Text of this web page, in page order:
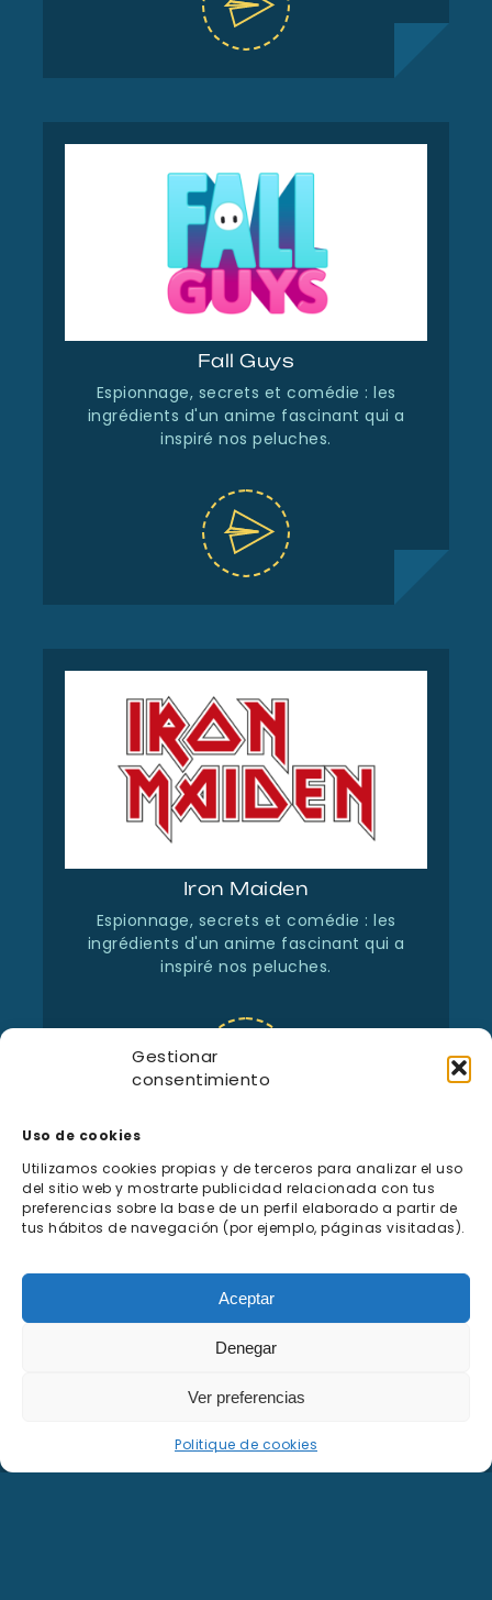
Gestionar
consentimiento
Uso de cookies
Utilizamos cookies propias y de terceros para analizar el uso
del sitio web y mostrarte publicidad relacionada con tus
preferencias sobre la base de un perfil elaborado a partir de
tus hábitos de navegación (por ejemplo, páginas visitadas).
Aceptar
Denegar
Ver preferencias
Politique de cookies
Fall Guys
Espionnage, secrets et comédie : les
ingrédients d'un anime fascinant qui a
inspiré nos peluches.
Iron Maiden
Espionnage, secrets et comédie : les
ingrédients d'un anime fascinant qui a
inspiré nos peluches.
Libérez la fantaisie avec la saga
adolescente par excellence.